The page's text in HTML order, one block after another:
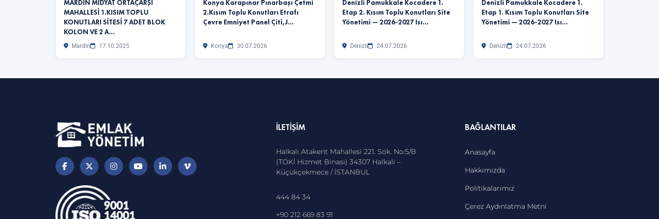
MARDİN MİDYAT ORTAÇARŞI
MAHALLESİ 1.KISIM TOPLU
KONUTLARI SİTESİ 7 ADET BLOK
KOLON VE 2 A…
Mardin 17.10.2025
Konya Karapınar Pınarbaşı Çetmi
2.Kısım Toplu Konutları Etrafı
Çevre Emniyet Panel Çiti,J…
Konya 30.07.2026
Denizli Pamukkale Kocadere 1.
Etap 2. Kısım Toplu Konutları Site
Yönetimi — 2026-2027 Isı…
Denizli 24.07.2026
Denizli Pamukkale Kocadere 1.
Etap 1. Kısım Toplu Konutları Site
Yönetimi — 2026-2027 Isı…
Denizli 24.07.2026
İLETIŞIM
Halkalı Atakent Mahallesi 221. Sok. No:5/B
(TOKİ Hizmet Binası) 34307 Halkalı –
Küçükçekmece / İSTANBUL
444 84 34
+90 212 669 83 91
BAĞLANTILAR
Anasayfa
Hakkımızda
Politikalarımız
Çerez Aydınlatma Metni